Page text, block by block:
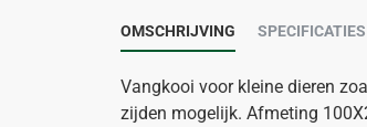
OMSCHRIJVING SPECIFICATIES
Vangkooi voor kleine dieren
zijden mogelijk. Afmeting